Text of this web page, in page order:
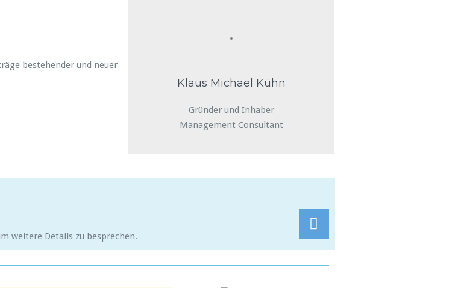
bestehender und neuer
Klaus Michael Kühn
Gründer und Inhaber
Management Consultant
weitere Details zu besprechen.